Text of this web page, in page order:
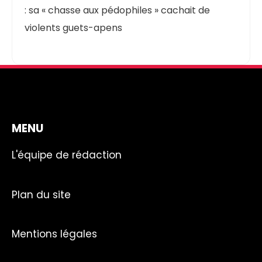
: sa « chasse aux pédophiles » cachait de
violents guets-apens
MENU
L'équipe de rédaction
Plan du site
Mentions légales